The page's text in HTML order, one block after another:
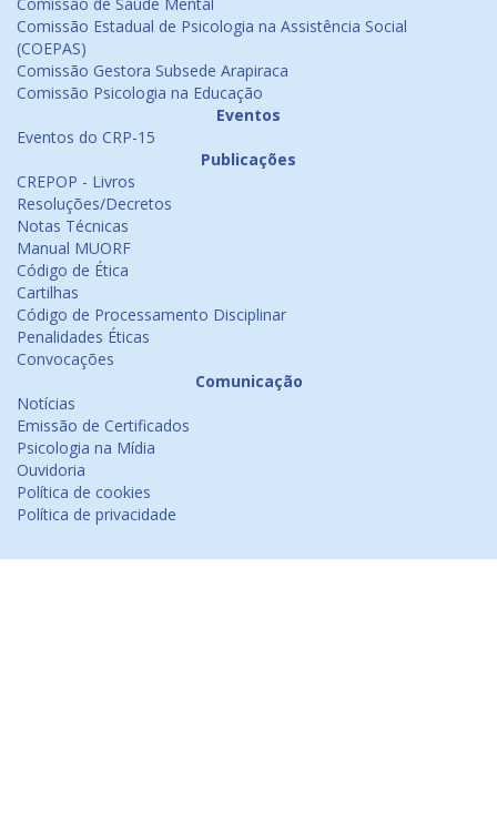
Comissão Estadual de Psicologia na Assistência Social
(COEPAS)
Comissão Gestora Subsede Arapiraca
Comissão Psicologia na Educação
Eventos
Eventos do CRP-15
Publicações
CREPOP - Livros
Resoluções/Decretos
Notas Técnicas
Manual MUORF
Código de Ética
Cartilhas
Código de Processamento Disciplinar
Penalidades Éticas
Convocações
Comunicação
Notícias
Emissão de Certificados
Psicologia na Mídia
Ouvidoria
Política de cookies
Política de privacidade